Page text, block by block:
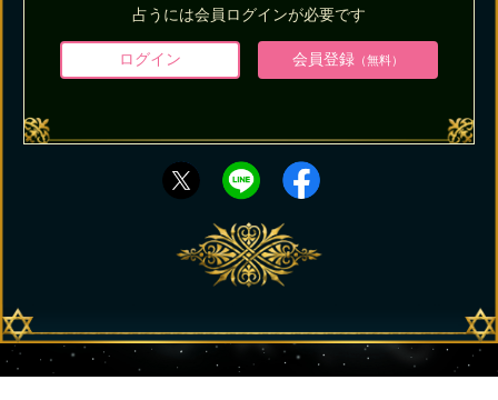
占うには会員ログインが必要です
ログイン 会員登録（無料）